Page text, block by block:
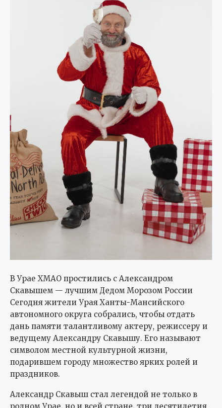
В Урае ХМАО простились с Александром
Скавышем — лучшим Дедом Морозом России
Сегодня жители Урая Ханты-Мансийского
автономного округа собрались, чтобы отдать
дань памяти талантливому актеру, режиссеру и
ведущему Александру Скавышу. Его называют
символом местной культурной жизни,
подарившем городу множество ярких ролей и
праздников.
Александр Скавыш стал легендой не только в